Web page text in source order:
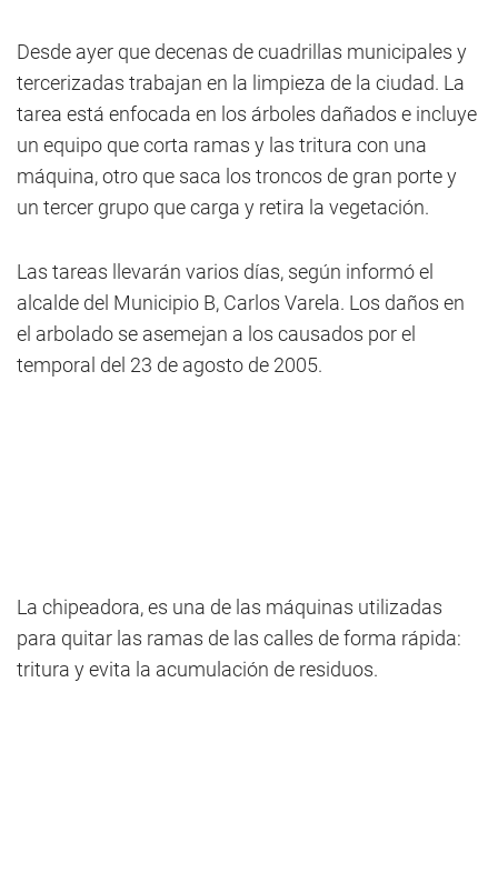
Desde ayer que decenas de cuadrillas municipales y
tercerizadas trabajan en la limpieza de la ciudad. La
tarea está enfocada en los árboles dañados e incluye
un equipo que corta ramas y las tritura con una
máquina, otro que saca los troncos de gran porte y
un tercer grupo que carga y retira la vegetación.
Las tareas llevarán varios días, según informó el
alcalde del Municipio B, Carlos Varela. Los daños en
el arbolado se asemejan a los causados por el
temporal del 23 de agosto de 2005.
La chipeadora, es una de las máquinas utilizadas
para quitar las ramas de las calles de forma rápida:
tritura y evita la acumulación de residuos.